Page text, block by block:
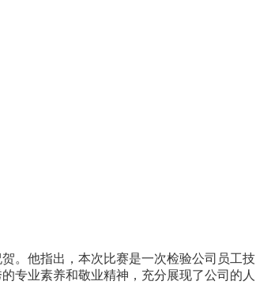
。他指出，本次比赛是一次检验公司员工技
专业素养和敬业精神，充分展现了公司的人